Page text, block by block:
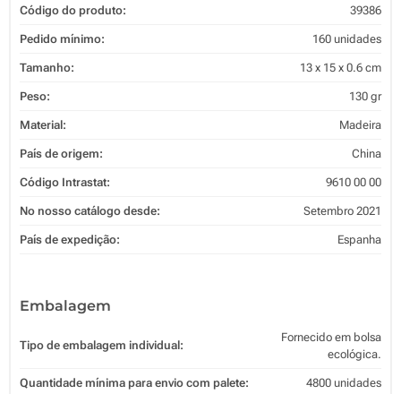
Código do produto: 39386
Pedido mínimo: 160 unidades
Tamanho: 13 x 15 x 0.6 cm
Peso: 130 gr
Material: Madeira
País de origem: China
Código Intrastat: 9610 00 00
No nosso catálogo desde: Setembro 2021
País de expedição: Espanha
Embalagem
Tipo de embalagem individual:
Fornecido em bolsa
ecológica.
Quantidade mínima para envio com palete: 4800 unidades